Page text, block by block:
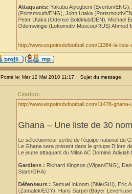
Attaquants: Yakubu Aiyegbeni (Everton/
(Portsmouth/ENG), John Utaka (Portsmouth/
Peter Utaka (Odense Boldklub/DEN), Michael
Odemwingie (Lokomotiv Moscou/RUS) Ahmed
http://www.espoirsdufootball.com/11384-la-
Posté le: Mer 12 Mai 2010 11:17 Sujet du message:
Citation:
http://www.espoirsdufootball.com/11478-
Ghana – Une liste de 30
Le sélectionneur serbe de l’équipe national du
Le Ghana sera présent dans le groupe D lors
Le jeune attaquant du Milan AC Dominic
Gardiens : Richard Kingson (Wigan/ENG),
Stars/GHA)
Défenseurs : Samuel Inkoom (Bâle/SUI), Eric
(Zamalek/EGY), Hans Sarpei (Bayer